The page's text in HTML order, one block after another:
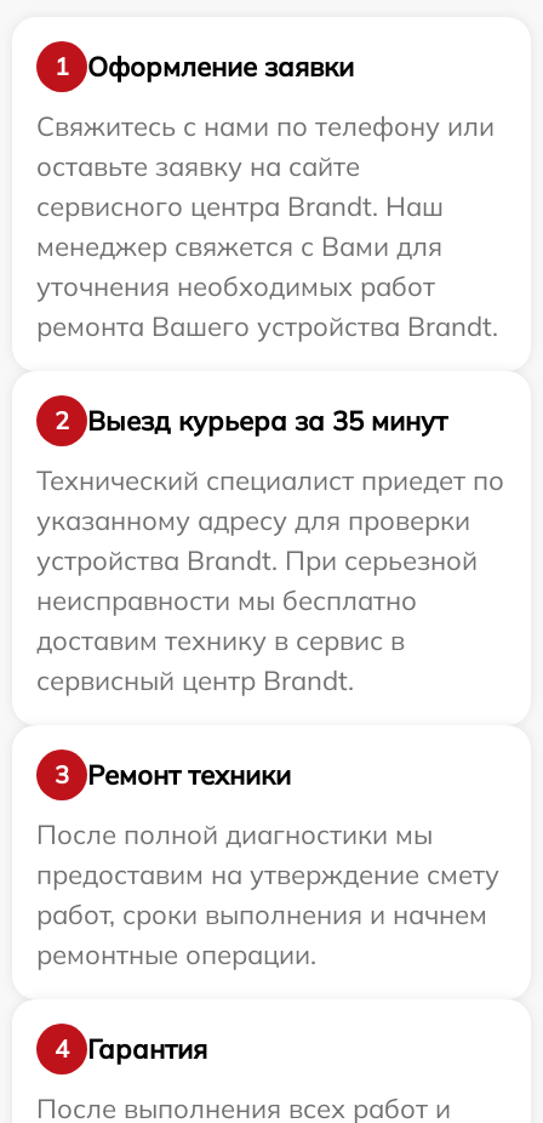
1
Оформление заявки
Свяжитесь с нами по телефону или
оставьте заявку на сайте
сервисного центра Brandt. Наш
менеджер свяжется с Вами для
уточнения необходимых работ
ремонта Вашего устройства Brandt.
2
Выезд курьера за 35 минут
Технический специалист приедет по
указанному адресу для проверки
устройства Brandt. При серьезной
неисправности мы бесплатно
доставим технику в сервис в
сервисный центр Brandt.
3
Ремонт техники
После полной диагностики мы
предоставим на утверждение смету
работ, сроки выполнения и начнем
ремонтные операции.
4
Гарантия
После выполнения всех работ и